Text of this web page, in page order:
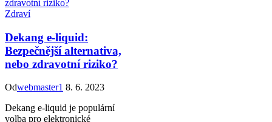
Zdraví
Dekang e-liquid:
Bezpečnější alternativa,
nebo zdravotní riziko?
Odwebmaster1 8. 6. 2023
Dekang e-liquid je populární
volba pro elektronické